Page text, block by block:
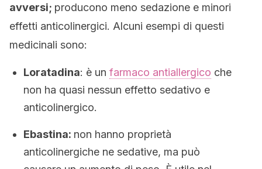
avversi; producono meno sedazione e minori
effetti anticolinergici. Alcuni esempi di questi
medicinali sono:
Loratadina: è un farmaco antiallergico che
non ha quasi nessun effetto sedativo e
anticolinergico.
Ebastina: non hanno proprietà
anticolinergiche ne sedative, ma può